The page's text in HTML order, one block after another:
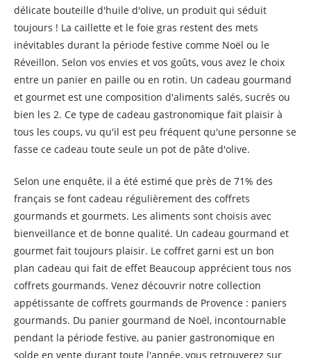
délicate bouteille d'huile d'olive, un produit qui séduit
toujours ! La caillette et le foie gras restent des mets
inévitables durant la période festive comme Noël ou le
Réveillon. Selon vos envies et vos goûts, vous avez le choix
entre un panier en paille ou en rotin. Un cadeau gourmand
et gourmet est une composition d'aliments salés, sucrés ou
bien les 2. Ce type de cadeau gastronomique fait plaisir à
tous les coups, vu qu'il est peu fréquent qu'une personne se
fasse ce cadeau toute seule un pot de pâte d'olive.
Selon une enquête, il a été estimé que près de 71% des
français se font cadeau régulièrement des coffrets
gourmands et gourmets. Les aliments sont choisis avec
bienveillance et de bonne qualité. Un cadeau gourmand et
gourmet fait toujours plaisir. Le coffret garni est un bon
plan cadeau qui fait de effet Beaucoup apprécient tous nos
coffrets gourmands. Venez découvrir notre collection
appétissante de coffrets gourmands de Provence : paniers
gourmands. Du panier gourmand de Noël, incontournable
pendant la période festive, au panier gastronomique en
solde en vente durant toute l'année, vous retrouverez sur